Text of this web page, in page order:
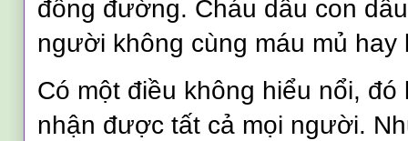
đồng đường. Cháu dâu con
người không cùng máu mủ hay
Có một điều không hiểu nổi,
nhận được tất cả mọi người.